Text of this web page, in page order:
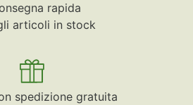
rapida
articoli in stock
spedizione gratuita